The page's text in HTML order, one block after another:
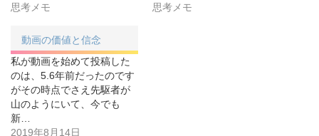
思考メモ
思考メモ
動画の価値と信念
私が動画を始めて投稿した
のは、5.6年前だったのです
がその時点でさえ先駆者が
山のようにいて、今でも
新…
2019年8月14日